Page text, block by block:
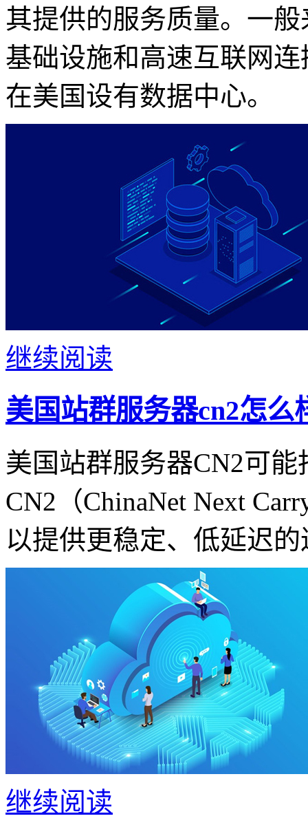
其提供的服务质量。一
基础设施和高速互联网
在美国设有数据中心。
继续阅读
美国站群服务器cn2怎么
美国站群服务器CN2可
CN2（ChinaNet Next
以提供更稳定、低延迟
继续阅读